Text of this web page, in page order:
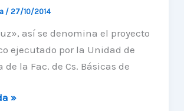
/ 27/10/2014
así se denomina el proyecto
ejecutado por la Unidad de
de la Fac. de Cs. Básicas de
»